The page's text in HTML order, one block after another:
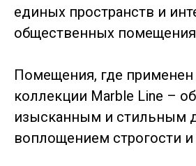
единых пространств и
общественных
Помещения, где применен
коллекции Marble Line –
изысканным и стильным
воплощением строгости и